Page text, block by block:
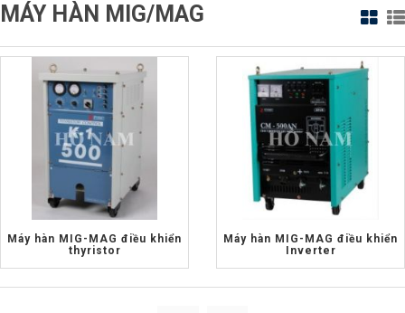
MÁY HÀN MIG/MAG
Máy hàn MIG-MAG điều khiển
thyristor
Máy hàn MIG-MAG điều khiển
Inverter